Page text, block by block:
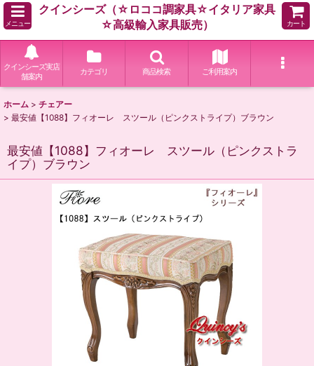
メニュー
クインシーズ（☆ロココ調家具☆イタリア家具
☆高級輸入家具販売）
カート
クインシーズ実店
舗案内
カテゴリ 商品検索 ご利用案内
ホーム > チェアー
> 最安値【1088】フィオーレ スツール（ピンクストライプ）ブラウン
最安値【1088】フィオーレ スツール（ピンクストラ
イプ）ブラウン